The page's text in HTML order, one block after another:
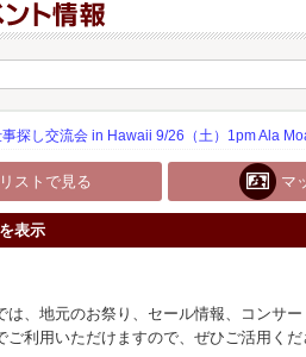
探し交流会 in Hawaii 9/26（土）1pm Ala
リストで見る マ
表示
は、地元のお祭り、セール情報、コンサ
ご利用いただけますので、ぜひご活用くだ